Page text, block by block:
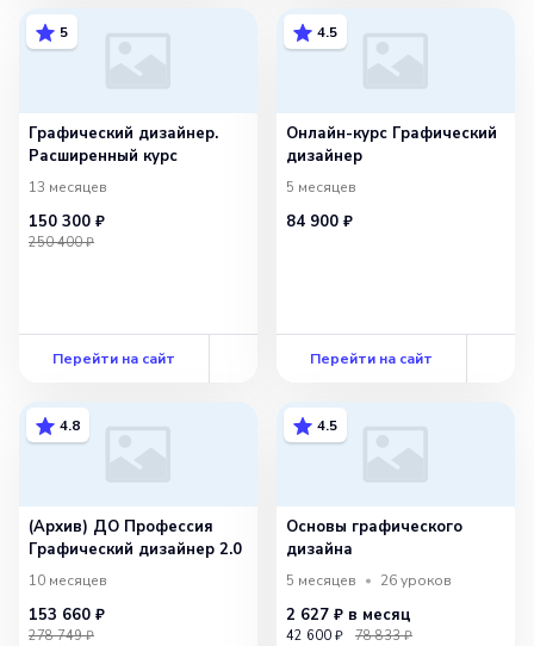
5
Графический дизайнер.
Расширенный курс
13 месяцев
150 300 ₽
250 400 ₽
Перейти на сайт
4.5
Онлайн-курс Графический
дизайнер
5 месяцев
84 900 ₽
Перейти на сайт
4.8
(Архив) ДО Профессия
Графический дизайнер 2.0
10 месяцев
153 660 ₽
278 749 ₽
4.5
Основы графического
дизайна
5 месяцев 26уроков
2 627 ₽ в месяц
42 600 ₽ 78 833 ₽